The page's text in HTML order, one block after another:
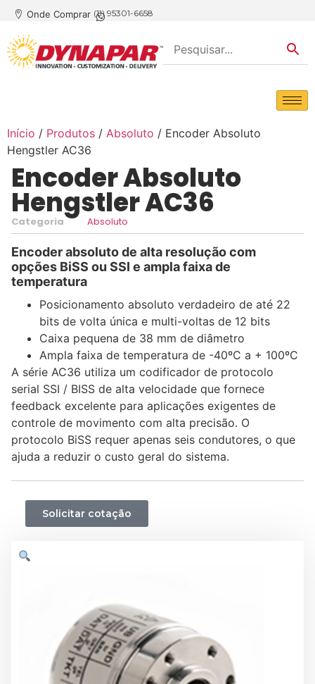
Onde Comprar (11) 95301-6658
Início / Produtos / Absoluto / Encoder Absoluto
Hengstler AC36
Encoder Absoluto
Hengstler AC36
Categoria Absoluto
Encoder absoluto de alta resolução com
opções BiSS ou SSI e ampla faixa de
temperatura
Posicionamento absoluto verdadeiro de até 22
bits de volta única e multi-voltas de 12 bits
Caixa pequena de 38 mm de diâmetro
Ampla faixa de temperatura de -40ºC a + 100ºC
A série AC36 utiliza um codificador de protocolo
serial SSI / BISS de alta velocidade que fornece
feedback excelente para aplicações exigentes de
controle de movimento com alta precisão. O
protocolo BiSS requer apenas seis condutores, o que
ajuda a reduzir o custo geral do sistema.
Solicitar cotação